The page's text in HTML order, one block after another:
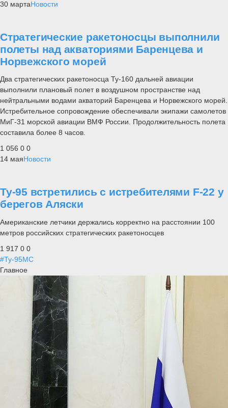
30 мартаНовости
Стратегические ракетоносцы выполнили
полеты над акваториями Баренцева и
Норвежского морей
Два стратегических ракетоносца Ту-160 дальней авиации
выполнили плановый полет в воздушном пространстве над
нейтральными водами акваторий Баренцева и Норвежского морей.
Истребительное сопровождение обеспечивали экипажи самолетов
МиГ-31 морской авиации ВМФ России. Продолжительность полета
составила более 8 часов.
1 056 0 0
14 маяНовости
Ту-95 встретились с истребителями F-22 у
берегов Аляски
Американские летчики держались корректно на расстоянии 100
метров российских стратегических ракетоносцев
1 917 0 0
#Ту-95МС
Главное